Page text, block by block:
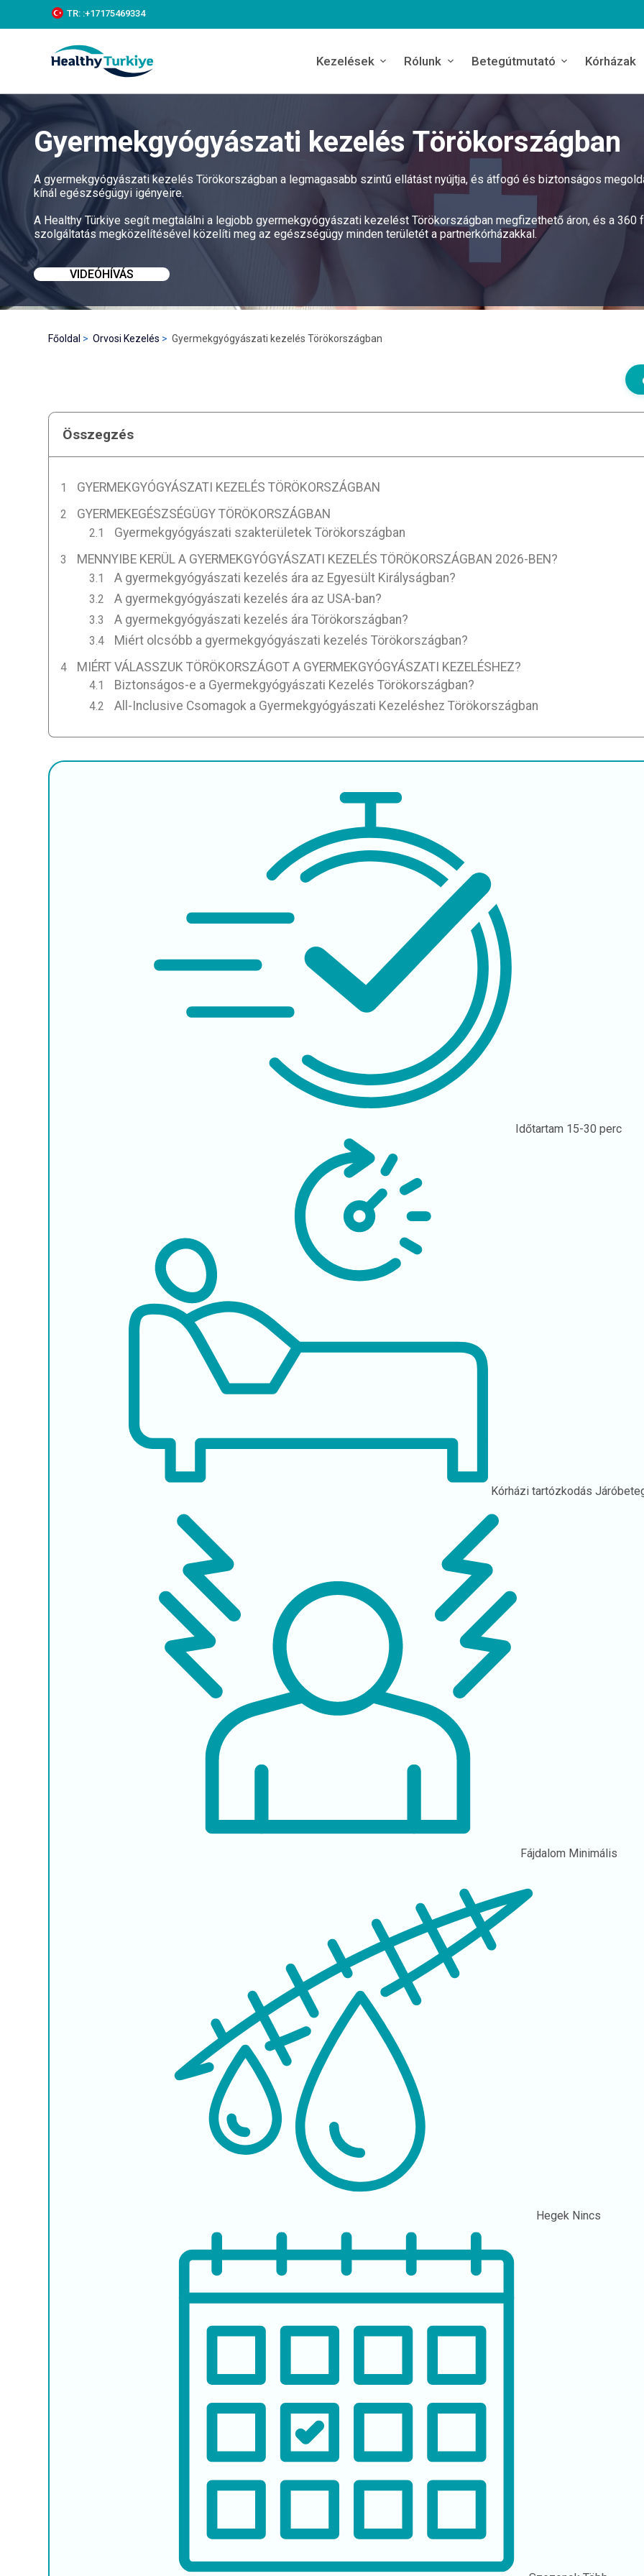
k
c
o
e
TR: :+‪17175469334‬
Kezelések Rólunk Betegútmutató Kórházak
Gyermekgyógyászati kezelés Törökországban
A gyermekgyógyászati kezelés Törökországban a legmagasabb szintű ellátást nyújtja, és átfogó és biztonságos
kínál egészségügyi igényeire.
A Healthy Türkiye segít megtalálni a legjobb gyermekgyógyászati kezelést Törökországban megfizethető áron, és a 360
szolgáltatás megközelítésével közelíti meg az egészségügy minden területét a partnerkórházakkal.
VIDEÓHÍVÁS
Főoldal Orvosi Kezelés Gyermekgyógyászati kezelés Törökországban
Összegzés
GYERMEKGYÓGYÁSZATI KEZELÉS TÖRÖKORSZÁGBAN
GYERMEKEGÉSZSÉGÜGY TÖRÖKORSZÁGBAN
Gyermekgyógyászati szakterületek Törökországban
MENNYIBE KERÜL A GYERMEKGYÓGYÁSZATI KEZELÉS TÖRÖKORSZÁGBAN 2026-BEN?
A gyermekgyógyászati kezelés ára az Egyesült Királyságban?
A gyermekgyógyászati kezelés ára az USA-ban?
A gyermekgyógyászati kezelés ára Törökországban?
Miért olcsóbb a gyermekgyógyászati kezelés Törökországban?
MIÉRT VÁLASSZUK TÖRÖKORSZÁGOT A GYERMEKGYÓGYÁSZATI KEZELÉSHEZ?
Biztonságos-e a Gyermekgyógyászati Kezelés Törökországban?
All-Inclusive Csomagok a Gyermekgyógyászati Kezeléshez Törökországban
Időtartam 15-30 perc
Kórházi tartózkodás
Fájdalom Minimális
Hegek Nincs